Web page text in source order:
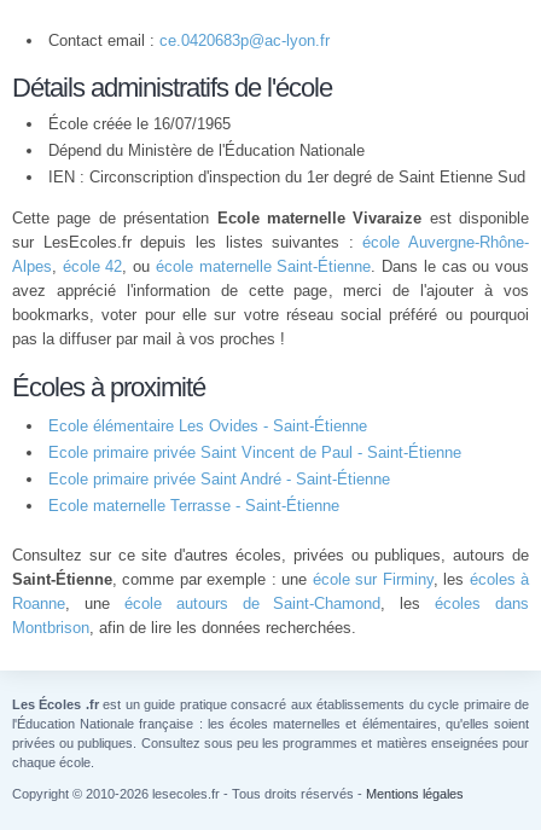
Contact email : ce.0420683p@ac-lyon.fr
Détails administratifs de l'école
École créée le 16/07/1965
Dépend du Ministère de l'Éducation Nationale
IEN : Circonscription d'inspection du 1er degré de Saint Etienne Sud
Cette page de présentation Ecole maternelle Vivaraize est disponible
sur LesEcoles.fr depuis les listes suivantes :école Auvergne-Rhône-
Alpes, école 42, ou école maternelle Saint-Étienne. Dans le cas ou vous
avez apprécié l'information de cette page, merci de l'ajouter à vos
bookmarks, voter pour elle sur votre réseau social préféré ou pourquoi
pas la diffuser par mail à vos proches !
Écoles à proximité
Ecole élémentaire Les Ovides - Saint-Étienne
Ecole primaire privée Saint Vincent de Paul - Saint-Étienne
Ecole primaire privée Saint André - Saint-Étienne
Ecole maternelle Terrasse - Saint-Étienne
Consultez sur ce site d'autres écoles, privées ou publiques, autours de
Saint-Étienne, comme par exemple : une école sur Firminy, les écoles à
Roanne, une école autours de Saint-Chamond, lesécoles dans
Montbrison, afin de lire les données recherchées.
Les Écoles .frest un guide pratique consacré aux établissements du cycle primaire de
l'Éducation Nationale française : les écoles maternelles et élémentaires, qu'elles soient
privées ou publiques. Consultez sous peu les programmes et matières enseignées pour
chaque école.
Copyright © 2010-2026 lesecoles.fr - Tous droits réservés - Mentions légales